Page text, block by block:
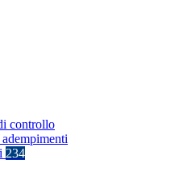
controllo
234